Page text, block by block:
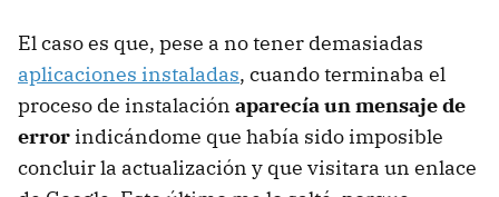
El caso es que, pese a no tener demasiadas
aplicaciones instaladas, cuando terminaba el
proceso de instalación aparecía un mensaje de
error indicándome que había sido imposible
concluir la actualización y que visitara un enlace